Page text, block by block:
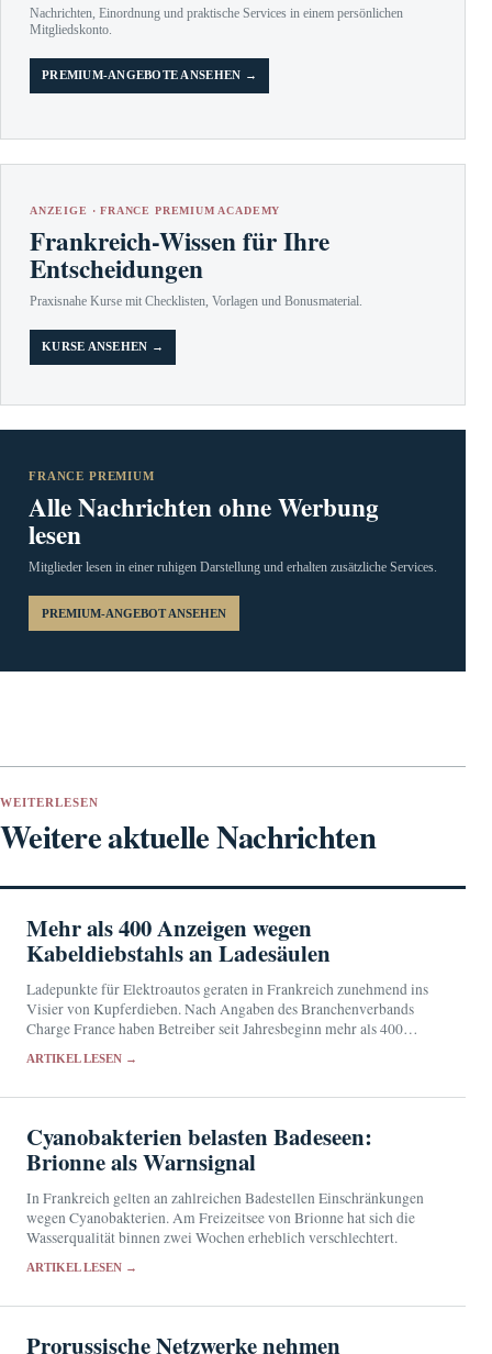
Nachrichten, Einordnung und praktische Services in einem persönlichen
Mitgliedskonto.
PREMIUM-ANGEBOTE ANSEHEN →
ANZEIGE · FRANCE PREMIUM ACADEMY
Frankreich-Wissen für Ihre
Entscheidungen
Praxisnahe Kurse mit Checklisten, Vorlagen und Bonusmaterial.
KURSE ANSEHEN →
FRANCE PREMIUM
Alle Nachrichten ohne Werbung
lesen
Mitglieder lesen in einer ruhigen Darstellung und erhalten zusätzliche Services.
PREMIUM-ANGEBOT ANSEHEN
WEITERLESEN
Weitere aktuelle Nachrichten
Mehr als 400 Anzeigen wegen
Kabeldiebstahls an Ladesäulen
Ladepunkte für Elektroautos geraten in Frankreich zunehmend ins
Visier von Kupferdieben. Nach Angaben des Branchenverbands
Charge France haben Betreiber seit Jahresbeginn mehr als 400
ARTIKEL LESEN →
Cyanobakterien belasten Badeseen:
Brionne als Warnsignal
In Frankreich gelten an zahlreichen Badestellen Einschränkungen
wegen Cyanobakterien. Am Freizeitsee von Brionne hat sich die
Wasserqualität binnen zwei Wochen erheblich verschlechtert.
ARTIKEL LESEN →
Prorussische Netzwerke nehmen